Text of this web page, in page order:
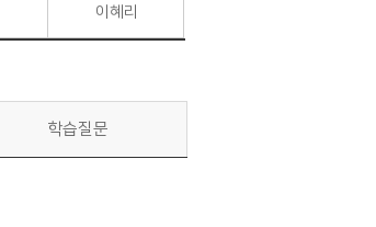
이혜리
학습질문